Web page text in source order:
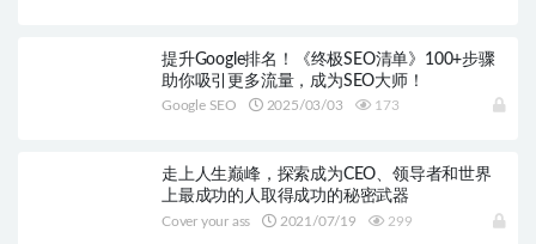
提升Google排名！《终极SEO清单》100+步骤
助你吸引更多流量，成为SEO大师！
Google SEO 2025/03/03 173
走上人生巅峰，探索成为CEO、领导者和世界
上最成功的人取得成功的秘密武器
Cover your ass 2021/07/19 299